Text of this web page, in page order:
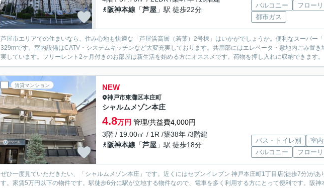
阪神本線 「芦屋 」駅 徒歩22分
バルコニー
フロー
都市ガス
芦屋市エリアでの住まいなら、住み心地も快適な「芦屋浜高層（若葉）2号棟」はいかがでしょうか。便利なスーパー
329mです。室内設備はCATV・システムキッチンなど大変充実しております。共用部にはエレベータ・敷地内ごみ置
実しています。フリーレント2ヶ月付きのお部屋は新生活を始める方にオススメです。荷物を押し入れに収納できます
賃貸マンション NEW
神戸市東灘区本庄町
シャルムメゾン本庄
4.8万円 管理/共益費4,000円
3階 / 19.00㎡ / 1R /築38年 /3階建
阪神本線 「芦屋 」駅 徒歩18分
バス・トイレ別 室
バルコニー
フロー
ぜひ一度見ていただきたい、「シャルムメゾン本庄」です。近くにはセブンイレブン 神戸本庄町1丁目店(徒歩7分)があ
す。家賃5万円以下の物件です。駅徒歩6分に駅が立地する物件なので、電車を多く利用する方にとって便利です。阪神